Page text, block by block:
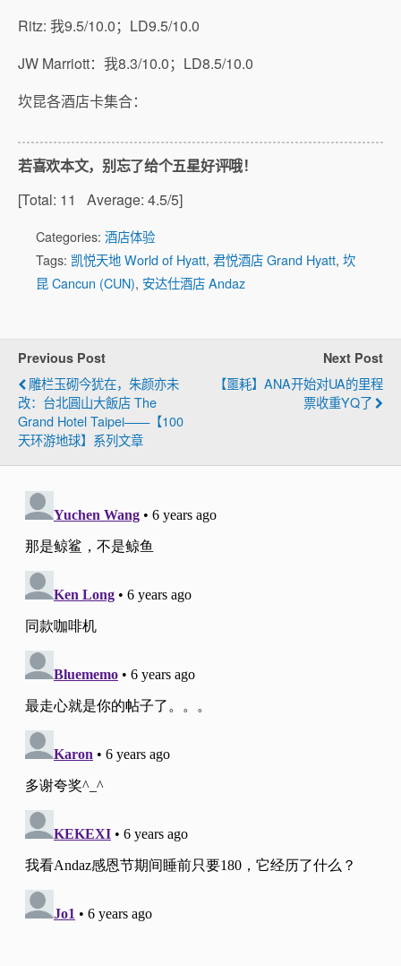
Ritz: 我9.5/10.0；LD9.5/10.0
JW Marriott：我8.3/10.0；LD8.5/10.0
坎昆各酒店卡集合：
若喜欢本文，别忘了给个五星好评哦！
[Total: 11 Average: 4.5/5]
Categories: 酒店体验
Tags: 凯悦天地 World of Hyatt, 君悦酒店 Grand Hyatt, 坎
昆 Cancun (CUN), 安达仕酒店 Andaz
Previous Post
雕栏玉砌今犹在，朱颜亦未
改：台北圓山大飯店 The
Grand Hotel Taipei——【100
天环游地球】系列文章
Next Post
【噩耗】ANA开始对UA的里程
票收重YQ了